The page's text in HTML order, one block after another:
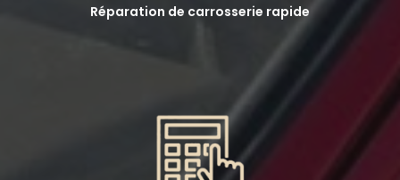
Réparation de carrosserie rapide